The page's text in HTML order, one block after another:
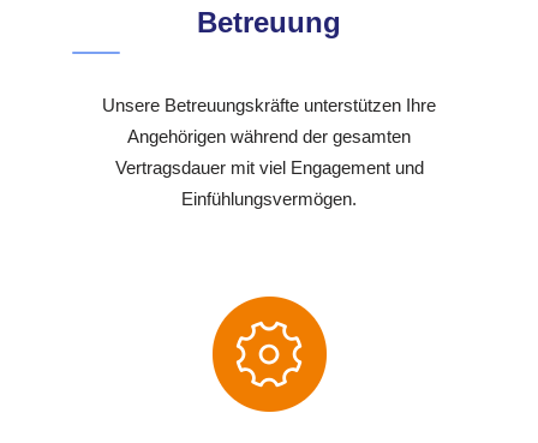
Betreuung
Unsere Betreuungskräfte unterstützen Ihre
Angehörigen während der gesamten
Vertragsdauer mit viel Engagement und
Einfühlungsvermögen.